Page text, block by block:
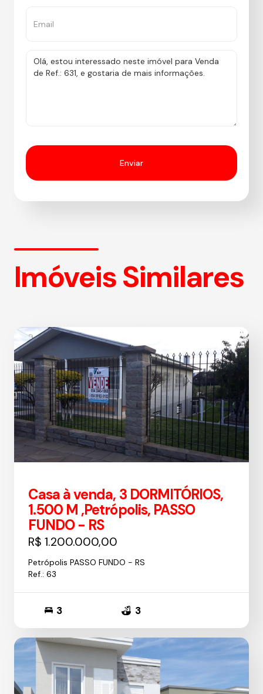
Imóveis Similares
Casa à venda, 3 DORMITÓRIOS,
1.500 M ,Petrópolis, PASSO
FUNDO - RS
R$ 1.200.000,00
Petrópolis PASSO FUNDO - RS
Ref.: 63
3 3